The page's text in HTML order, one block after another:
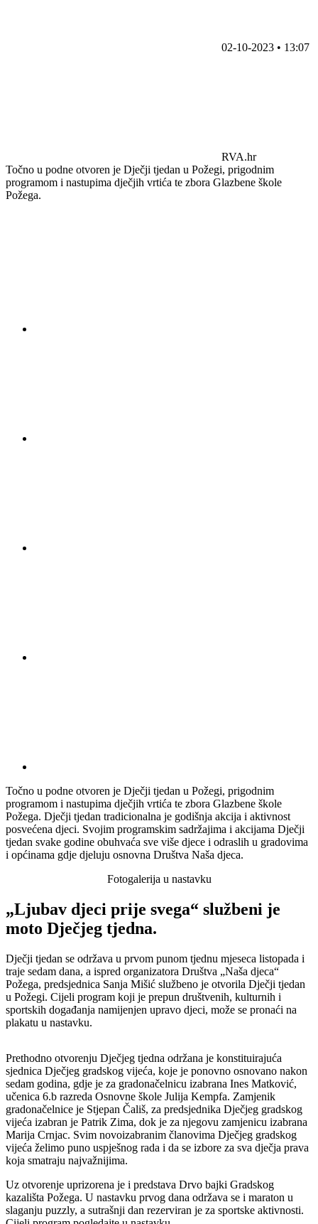
02-10-2023 • 13:07
RVA.hr
Točno u podne otvoren je Dječji tjedan u Požegi, prigodnim
programom i nastupima dječjih vrtića te zbora Glazbene škole
Požega.
Točno u podne otvoren je Dječji tjedan u Požegi, prigodnim
programom i nastupima dječjih vrtića te zbora Glazbene škole
Požega. Dječji tjedan tradicionalna je godišnja akcija i aktivnost
posvećena djeci. Svojim programskim sadržajima i akcijama Dječji
tjedan svake godine obuhvaća sve više djece i odraslih u gradovima
i općinama gdje djeluju osnovna Društva Naša djeca.
Fotogalerija u nastavku
„Ljubav djeci prije svega“ službeni je
moto Dječjeg tjedna.
Dječji tjedan se održava u prvom punom tjednu mjeseca listopada i
traje sedam dana, a ispred organizatora Društva „Naša djeca“
Požega, predsjednica Sanja Mišić službeno je otvorila Dječji tjedan
u Požegi. Cijeli program koji je prepun društvenih, kulturnih i
sportskih događanja namijenjen upravo djeci, može se pronaći na
plakatu u nastavku.
Prethodno otvorenju Dječjeg tjedna održana je konstituirajuća
sjednica Dječjeg gradskog vijeća, koje je ponovno osnovano nakon
sedam godina, gdje je za gradonačelnicu izabrana Ines Matković,
učenica 6.b razreda Osnovne škole Julija Kempfa. Zamjenik
gradonačelnice je Stjepan Čališ, za predsjednika Dječjeg gradskog
vijeća izabran je Patrik Zima, dok je za njegovu zamjenicu izabrana
Marija Crnjac. Svim novoizabranim članovima Dječjeg gradskog
vijeća želimo puno uspješnog rada i da se izbore za sva dječja prava
koja smatraju najvažnijima.
Uz otvorenje uprizorena je i predstava Drvo bajki Gradskog
kazališta Požega. U nastavku prvog dana održava se i maraton u
slaganju puzzly, a sutrašnji dan rezerviran je za sportske aktivnosti.